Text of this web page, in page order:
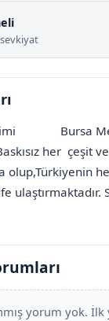
Bursa
her çeşit
olup,Türkiyenin
ulaştırmaktadır.
yorum yok. İlk